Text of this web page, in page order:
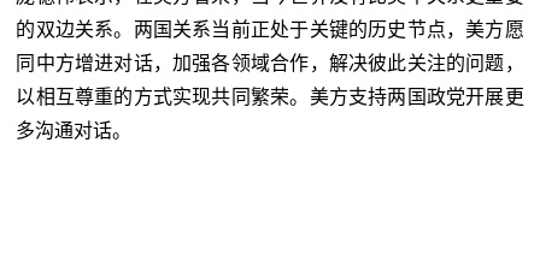
的双边关系。两国关系当前正处于关键的历史节点，美方愿
同中方增进对话，加强各领域合作，解决彼此关注的问题，
以相互尊重的方式实现共同繁荣。美方支持两国政党开展更
多沟通对话。